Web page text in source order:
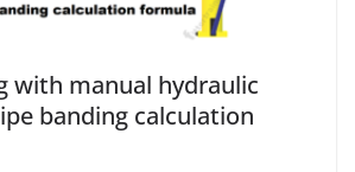
with manual hydraulic
banding calculation